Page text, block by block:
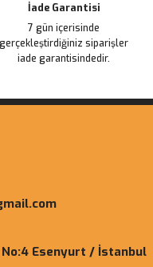
İade Garantisi
7 gün içerisinde
gerçekleştirdiğiniz siparişler
iade garantisindedir.
No:4 Esenyurt / İstanbul